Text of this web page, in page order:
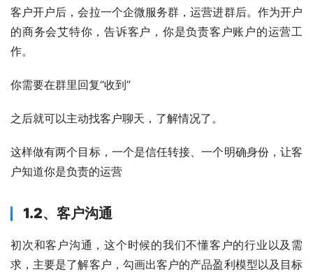
客户开户后，会拉一个企微服务群，运营进群后。作为开户
的商务会艾特你，告诉客户，你是负责客户账户的运营工
作。
你需要在群里回复“收到”
之后就可以主动找客户聊天，了解情况了。
这样做有两个目标，一个是信任转接、一个明确身份，让客
户知道你是负责的运营
1.2、客户沟通
初次和客户沟通，这个时候的我们不懂客户的行业以及需
求，主要是了解客户，勾画出客户的产品盈利模型以及目标